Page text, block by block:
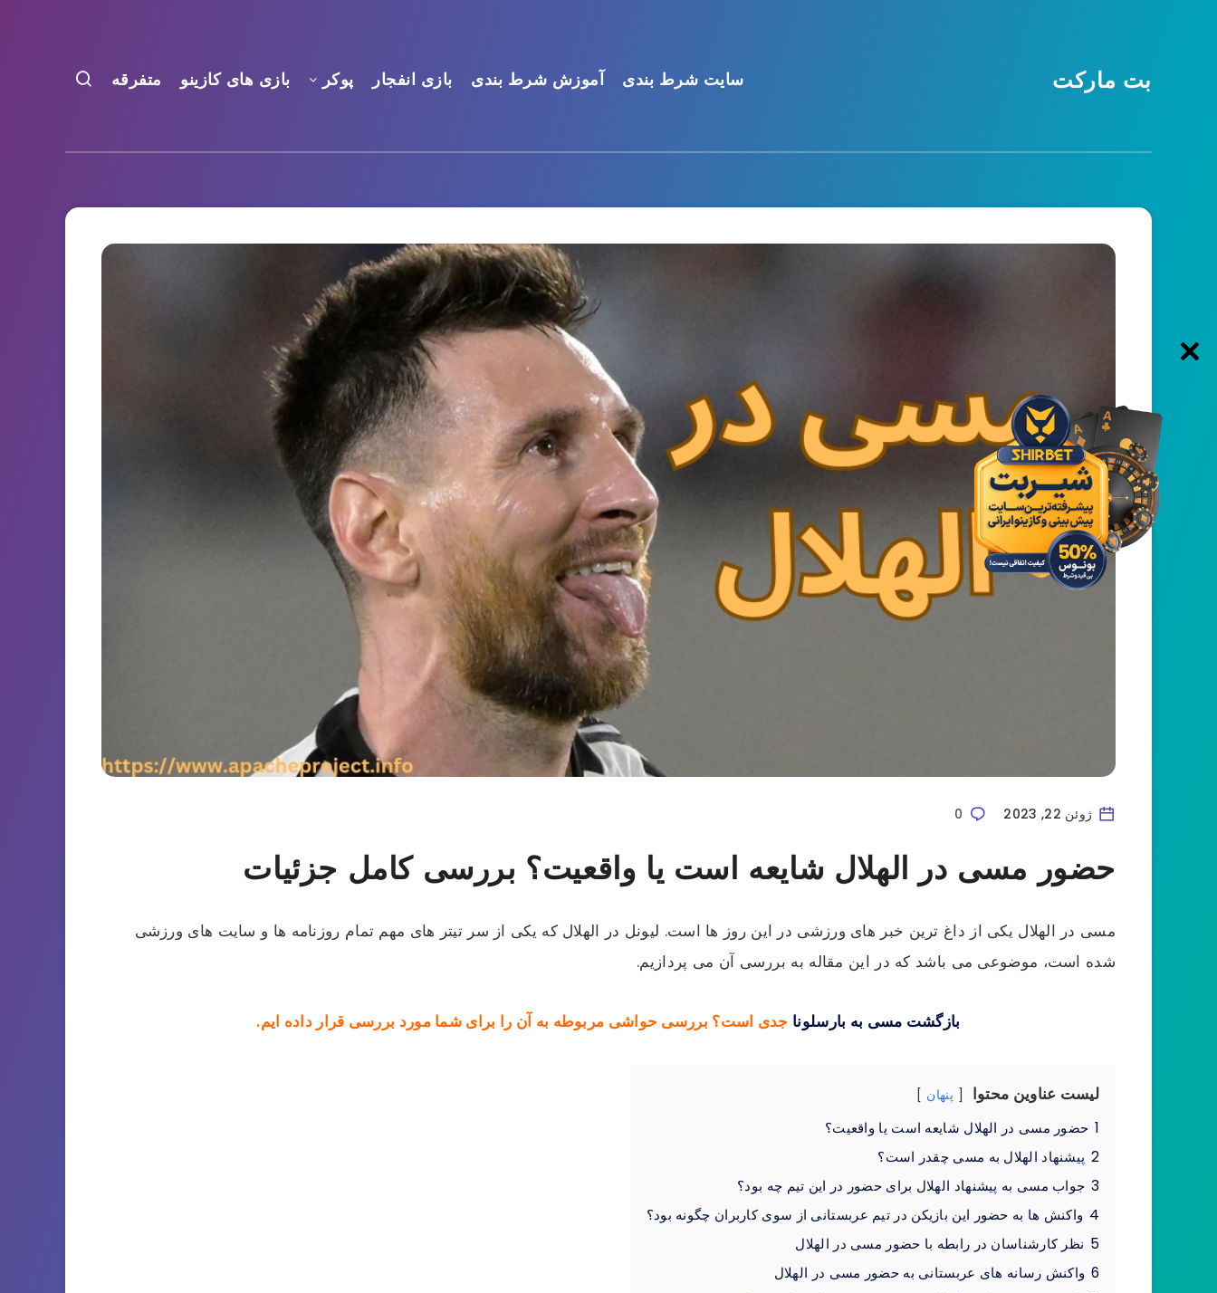
بت مارکت سایت شرط بندی آموزش شرط بندی بازی انفجار پوکر بازی های کازینو متفرقه
ژوئن 22, 2023 0
حضور مسی در الهلال شایعه است یا واقعیت؟ بررسی کامل جزئیات
مسی در الهلال یکی از داغ ترین خبر های ورزشی در این روز ها است. لیونل در الهلال که یکی از سر تیتر های مهم تمام روزنامه ها و سایت های ورزشی
شده است، موضوعی می باشد که در این مقاله به بررسی آن می پردازیم.
بازگشت مسی به بارسلونا جدی است؟ بررسی حواشی مربوطه به آن را برای شما مورد بررسی قرار داده ایم.
لیست عناوین محتوا پنهان
1 حضور مسی در الهلال شایعه است یا واقعیت؟
2 پیشنهاد الهلال به مسی چقدر است؟
3 جواب مسی به پیشنهاد الهلال برای حضور در این تیم چه بود؟
4 واکنش ها به حضور این بازیکن در تیم عربستانی از سوی کاربران چگونه بود؟
5 نظر کارشناسان در رابطه با حضور مسی در الهلال
6 واکنش رسانه های عربستانی به حضور مسی در الهلال